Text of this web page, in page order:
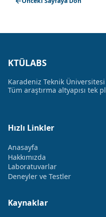
KTÜLABS
Karadeniz Teknik
Tüm araştırma altyapısı tek
Hızlı Linkler
Anasayfa
Hakkımızda
Laboratuvarlar
Deneyler ve Testler
Kaynaklar